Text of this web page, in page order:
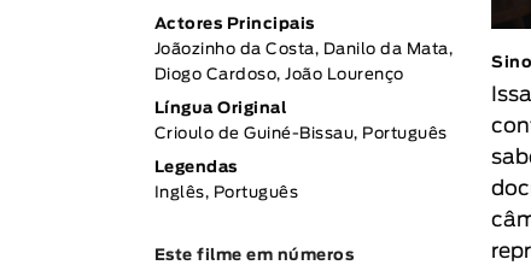
Actores Principais
Joãozinho da Costa, Danilo da Mata,
Diogo Cardoso, João Lourenço
Língua Original
Crioulo de Guiné-Bissau, Português
Legendas
Inglês, Português
Este filme em números